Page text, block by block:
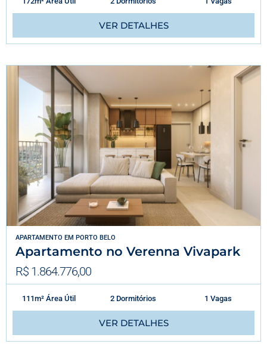
VER DETALHES
APARTAMENTO EM PORTO BELO
Apartamento no Verenna Vivapark
R$ 1.864.776,00
111m² Área Útil 2 Dormitórios 1 Vagas
VER DETALHES